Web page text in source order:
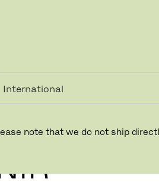
note that we do not ship